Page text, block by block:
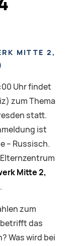
MITTE 2,
Uhr findet
zum Thema
statt.
ist
– Russisch.
Mitte 2,
zum
das
Was wird bei